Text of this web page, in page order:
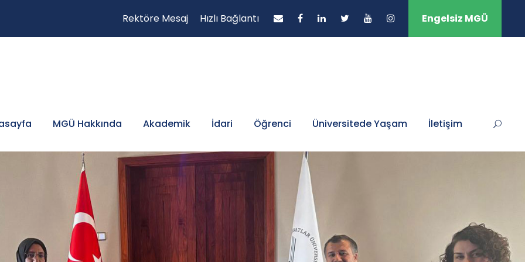
Rektöre Mesaj Hızlı Bağlantı Engelsiz MGÜ
MGÜ Hakkında Akademik İdari Öğrenci Üniversitede Yaşam İletişim